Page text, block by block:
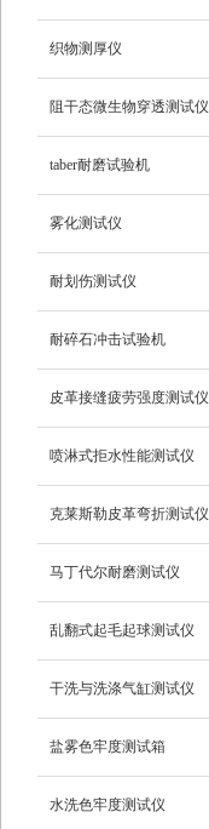
织物测厚仪
阻干态微生物穿透测试仪
taber耐磨试验机
雾化测试仪
耐划伤测试仪
耐碎石冲击试验机
皮革接缝疲劳强度测试仪
喷淋式拒水性能测试仪
克莱斯勒皮革弯折测试仪
马丁代尔耐磨测试仪
乱翻式起毛起球测试仪
干洗与洗涤气缸测试仪
盐雾色牢度测试箱
水洗色牢度测试仪